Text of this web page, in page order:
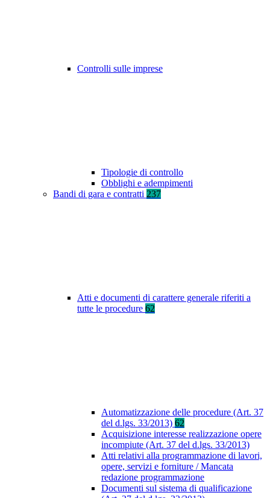
Controlli sulle imprese
Tipologie di controllo
Obblighi e adempimenti
Bandi di gara e contratti 237
Atti e documenti di carattere generale riferiti a
tutte le procedure 62
Automatizzazione delle procedure (Art. 37
del d.lgs. 33/2013) 62
Acquisizione interesse realizzazione opere
incompiute (Art. 37 del d.lgs. 33/2013)
Atti relativi alla programmazione di lavori,
opere, servizi e forniture / Mancata
redazione programmazione
Documenti sul sistema di qualificazione